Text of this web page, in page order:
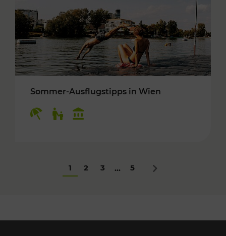
Sommer-Ausflugstipps in Wien
1 2 3 ... 5 Nächstes